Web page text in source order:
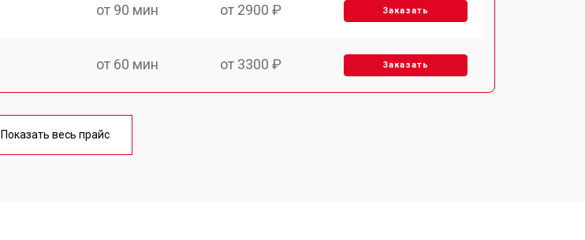
от 90 мин от 2900 ₽ Заказать
от 60 мин от 3300 ₽ Заказать
от 90 мин
Показать весь прайс